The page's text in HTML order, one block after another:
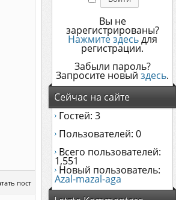
Вы не
зарегистрированы?
Нажмите здесьдля
регистрации.
Забыли пароль?
Запросите новый здесь.
Сейчас на сайте
Гостей: 3
Пользователей: 0
Всего пользователей:
1,551
Новый пользователь:
Azal-mazal-aga